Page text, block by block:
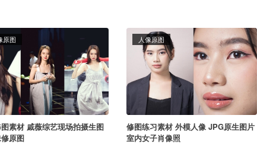
原图
图素材 戚薇综艺现场拍摄生图
原图
人像原图
修图练习素材 外模人像 JPG原生图片
室内女子肖像照